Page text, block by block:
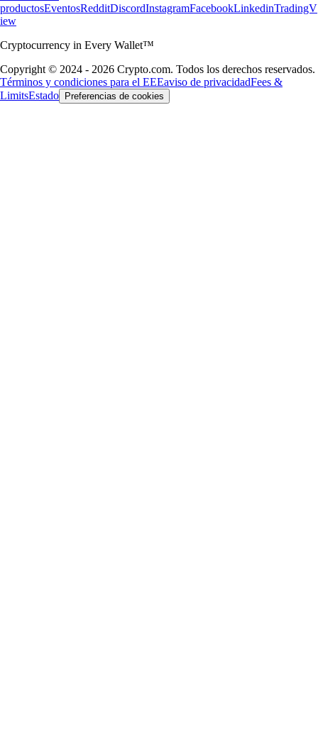
productosEventosRedditDiscordInstagramFacebookLinkedinTradingV
iew
Cryptocurrency in Every Wallet™
Copyright © 2024 - 2026 Crypto.com. Todos los derechos reservados.
Términos y condiciones para el EEEaviso de privacidadFees &
LimitsEstado Preferencias de cookies